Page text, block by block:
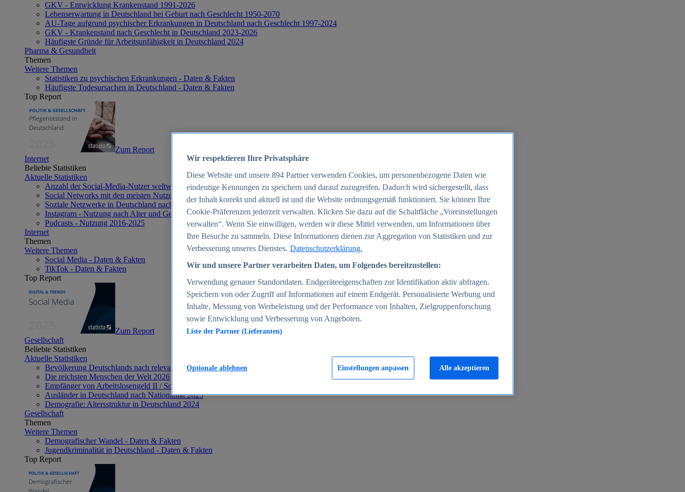
GKV - Entwicklung Krankenstand 1991-2026
Lebenserwartung in Deutschland bei Geburt nach Geschlecht 1950-2070
AU-Tage aufgrund psychischer Erkrankungen in Deutschland nach Geschlecht 1997-2024
GKV - Krankenstand nach Geschlecht in Deutschland 2023-2026
Häufigste Gründe für Arbeitsunfähigkeit in Deutschland 2024
Pharma & Gesundheit
Themen
Weitere Themen
Statistiken zu psychischen Erkrankungen - Daten & Fakten
Häufigste Todesursachen in Deutschland - Daten & Fakten
Top Report
Zum Report
Internet
Beliebte Statistiken
Aktuelle Statistiken
Anzahl der Social-Media-Nutzer weltweit 2012-2025
Social Networks mit den meisten Nutzern weltweit 2025
Soziale Netzwerke in Deutschland nach Generationen 2025
Instagram - Nutzung nach Alter und Geschlecht in Deutschland 2025
Podcasts - Nutzung 2016-2025
Internet
Themen
Weitere Themen
Social Media - Daten & Fakten
TikTok - Daten & Fakten
Top Report
Zum Report
Gesellschaft
Beliebte Statistiken
Aktuelle Statistiken
Bevölkerung Deutschlands nach relevanten Altersgruppen 2024
Die reichsten Menschen der Welt 2026
Empfänger von Arbeitslosengeld II / Sozialgeld / Bürgergeld in Deutschland 2005-2025
Ausländer in Deutschland nach Nationalität 2025
Demografie: Altersstruktur in Deutschland 2024
Gesellschaft
Themen
Weitere Themen
Demografischer Wandel - Daten & Fakten
Jugendkriminalität in Deutschland - Daten & Fakten
Top Report
Wir respektieren Ihre Privatsphäre
Diese Website und unsere 894 Partner verwenden Cookies, um personenbezogene Daten wie
eindeutige Kennungen zu speichern und darauf zuzugreifen. Dadurch wird sichergestellt, dass
der Inhalt korrekt und aktuell ist und die Website ordnungsgemäß funktioniert. Sie können Ihre
Cookie-Präferenzen jederzeit verwalten. Klicken Sie dazu auf die Schaltfläche „Voreinstellungen
verwalten“. Wenn Sie einwilligen, werden wir diese Mittel verwenden, um Informationen über
Ihre Besuche zu sammeln. Diese Informationen dienen zur Aggregation von Statistiken und zur
Verbesserung unseres Dienstes. Datenschutzerklärung.
Wir und unsere Partner verarbeiten Daten, um Folgendes bereitzustellen:
Verwendung genauer Standortdaten. Endgeräteeigenschaften zur Identifikation aktiv abfragen.
Speichern von oder Zugriff auf Informationen auf einem Endgerät. Personalisierte Werbung und
Inhalte, Messung von Werbeleistung und der Performance von Inhalten, Zielgruppenforschung
sowie Entwicklung und Verbesserung von Angeboten.
Liste der Partner (Lieferanten)
Einstellungen anpassen
Optionale ablehnen Alle akzeptieren